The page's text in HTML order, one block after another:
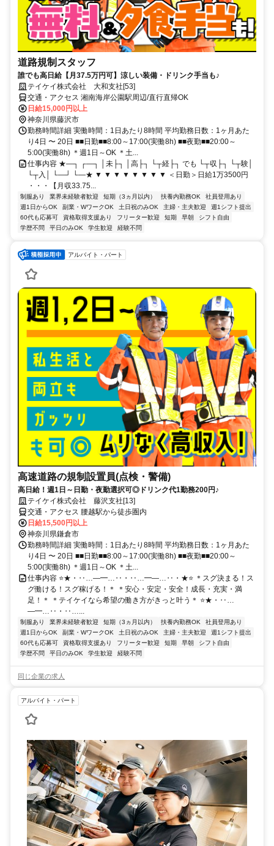
道路規制スタッフ
誰でも高日給【月37.5万円可】涼しい装備・ドリンク手当も♪
テイケイ株式会社 大和支社[53]
交通・アクセス 湘南海岸公園駅周辺/直行直帰OK
日給15,000円以上
神奈川県藤沢市
勤務時間詳細 実働時間：1日あたり8時間 平均勤務日数：1ヶ月あた
り4日 〜 20日 ■■日勤■■8:00～17:00(実働8h) ■■夜勤■■20:00～
5:00(実働8h) ＊週1日～OK ＊土...
仕事内容 ★―┐ ┌―┐ │未├┐ │高├┐ └┬経├┐ でも └┬収├┐ └┬験│
└┬入│ └―┘ └―★ ▼ ▼ ▼ ▼ ▼ ▼ ▼ ▼ ＜日勤＞日給1万3500円
・・・【月収33.75...
制服あり 業界未経験者歓迎 短期（3ヵ月以内） 扶養内勤務OK
社員登用あり
週1日からOK
副業・WワークOK 土日祝のみOK 主婦・主夫歓迎
週1シフト提出
60代も応募可
資格取得支援あり フリーター歓迎 短期 早朝
シフト自由
学歴不問
平日のみOK 学生歓迎 経験不問
アルバイト・パート
高速道路の規制設置員(点検・警備)
高日給！週1日～日勤・夜勤選択可◎ドリンク代1勤務200円♪
テイケイ株式会社 藤沢支社[13]
交通・アクセス 腰越駅から徒歩圏内
日給15,500円以上
神奈川県鎌倉市
勤務時間詳細 実働時間：1日あたり8時間 平均勤務日数：1ヶ月あた
り4日 〜 20日 ■■日勤■■8:00～17:00(実働8h) ■■夜勤■■20:00～
5:00(実働8h) ＊週1日～OK ＊土...
仕事内容 ⭐★・‥…―━…‥・‥…━―…‥・★⭐ ＊スグ決まる！ス
グ働ける！スグ稼げる！＊ ＊安心・安定・安全！成長・充実・満
足！＊ ＊テイケイなら希望の働き方がきっと叶う＊ ⭐★・‥…
―━…‥・‥…...
制服あり 業界未経験者歓迎 短期（3ヵ月以内） 扶養内勤務OK
社員登用あり
週1日からOK
副業・WワークOK 土日祝のみOK 主婦・主夫歓迎
週1シフト提出
60代も応募可
資格取得支援あり フリーター歓迎 短期 早朝
シフト自由
学歴不問
平日のみOK 学生歓迎 経験不問
同じ企業の求人
アルバイト・パート